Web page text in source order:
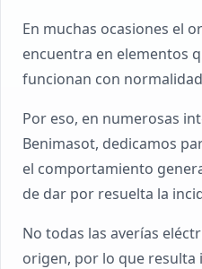
En muchas ocasiones el
encuentra en elementos
funcionan con
Por eso, en numerosas
Benimasot, dedicamos
el comportamiento
de dar por resuelta la
No todas las averías
origen, por lo que